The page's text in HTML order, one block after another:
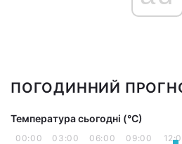
ПОГОДИННИЙ
Температура сьогодні (°С)
00:00 03:00 06:00 09:00